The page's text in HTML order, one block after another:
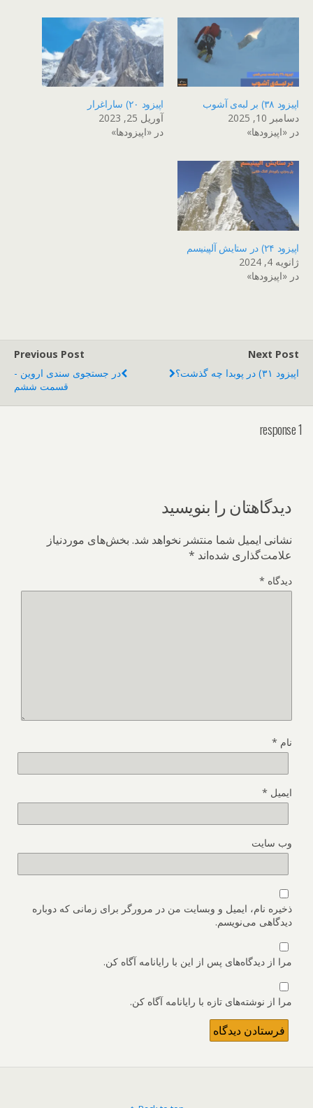
اپیزود ۳۸) بر لبه‌ی آشوب
دسامبر 10, 2025
در «اپیزودها»
اپیزود ۲۰) ساراغرار
آوریل 25, 2023
در «اپیزودها»
اپیزود ۲۴) در ستایش آلپینیسم
ژانویه 4, 2024
در «اپیزودها»
Previous Post
در جستجوی سندی اروین -
قسمت ششم
Next Post
اپیزود ۳۱) در پوبدا چه گذشت؟
1 response
دیدگاهتان را بنویسید
نشانی ایمیل شما منتشر نخواهد شد. بخش‌های موردنیاز
علامت‌گذاری شده‌اند *
دیدگاه *
نام *
ایمیل *
وب‌ سایت
ذخیره نام، ایمیل و وبسایت من در مرورگر برای زمانی که دوباره
دیدگاهی می‌نویسم.
مرا از دیدگاه‌های پس از این با رایانامه آگاه کن.
مرا از نوشته‌های تازه با رایانامه آگاه کن.